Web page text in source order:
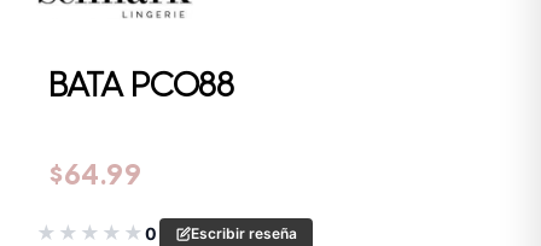
BATA PC088
$64.99
★ ★ ★ ★ ★0 Escribir reseña